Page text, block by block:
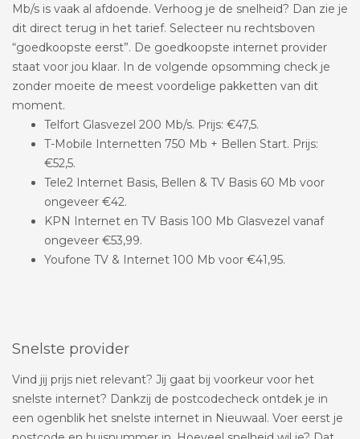
Mb/s is vaak al afdoende. Verhoog je de snelheid? Dan zie je
dit direct terug in het tarief. Selecteer nu rechtsboven
“goedkoopste eerst”. De goedkoopste internet provider
staat voor jou klaar. In de volgende opsomming check je
zonder moeite de meest voordelige pakketten van dit
moment.
Telfort Glasvezel 200 Mb/s. Prijs: €47,5.
T-Mobile Internetten 750 Mb + Bellen Start. Prijs:
€52,5.
Tele2 Internet Basis, Bellen & TV Basis 60 Mb voor
ongeveer €42.
KPN Internet en TV Basis 100 Mb Glasvezel vanaf
ongeveer €53,99.
Youfone TV & Internet 100 Mb voor €41,95.
Snelste provider
Vind jij prijs niet relevant? Jij gaat bij voorkeur voor het
snelste internet? Dankzij de postcodecheck ontdek je in
een ogenblik het snelste internet in Nieuwaal. Voer eerst je